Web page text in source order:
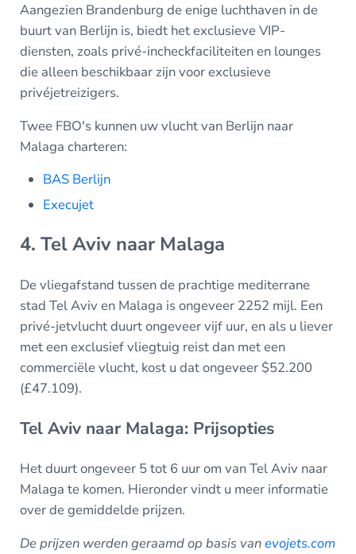
Aangezien Brandenburg de enige luchthaven in de
buurt van Berlijn is, biedt het exclusieve VIP-
diensten, zoals privé-incheckfaciliteiten en lounges
die alleen beschikbaar zijn voor exclusieve
privéjetreizigers.
Twee FBO's kunnen uw vlucht van Berlijn naar
Malaga charteren:
BAS Berlijn
Execujet
4. Tel Aviv naar Malaga
De vliegafstand tussen de prachtige mediterrane
stad Tel Aviv en Malaga is ongeveer 2252 mijl. Een
privé-jetvlucht duurt ongeveer vijf uur, en als u liever
met een exclusief vliegtuig reist dan met een
commerciële vlucht, kost u dat ongeveer $52.200
(£47.109).
Tel Aviv naar Malaga: Prijsopties
Het duurt ongeveer 5 tot 6 uur om van Tel Aviv naar
Malaga te komen. Hieronder vindt u meer informatie
over de gemiddelde prijzen.
De prijzen werden geraamd op basis vanevojets.com